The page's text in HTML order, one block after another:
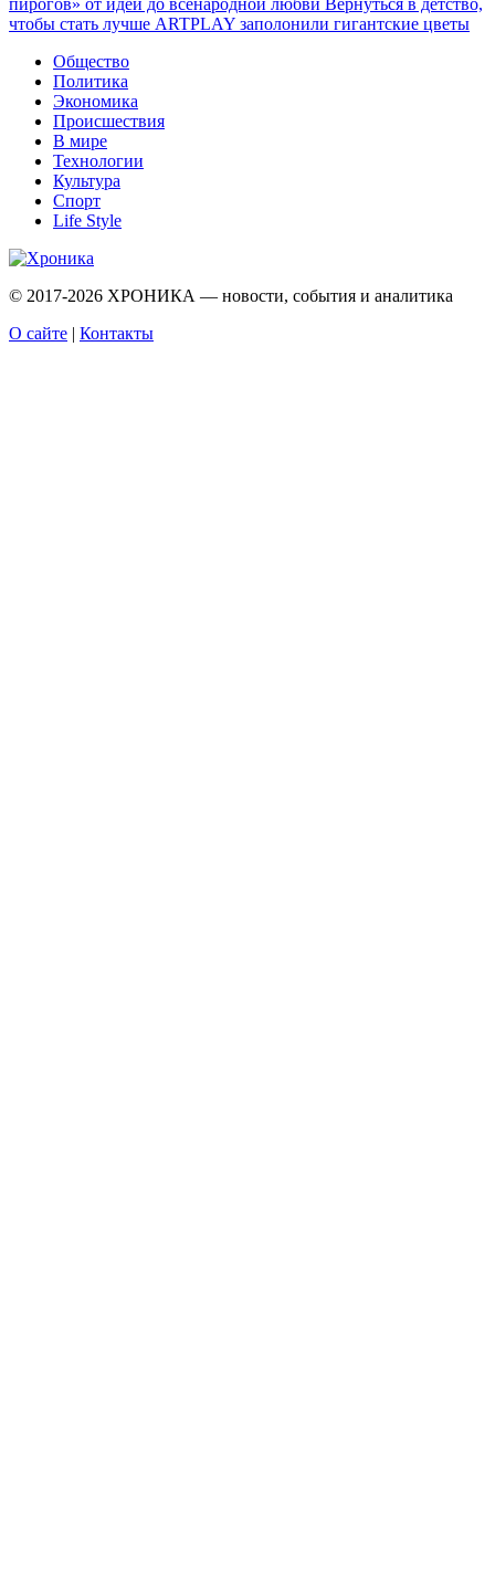
чтобы стать лучше ARTPLAY заполонили гигантские цветы
Общество
Политика
Экономика
Происшествия
В мире
Технологии
Культура
Спорт
Life Style
© 2017-2026 ХРОНИКА — новости, события и аналитика
О сайте | Контакты